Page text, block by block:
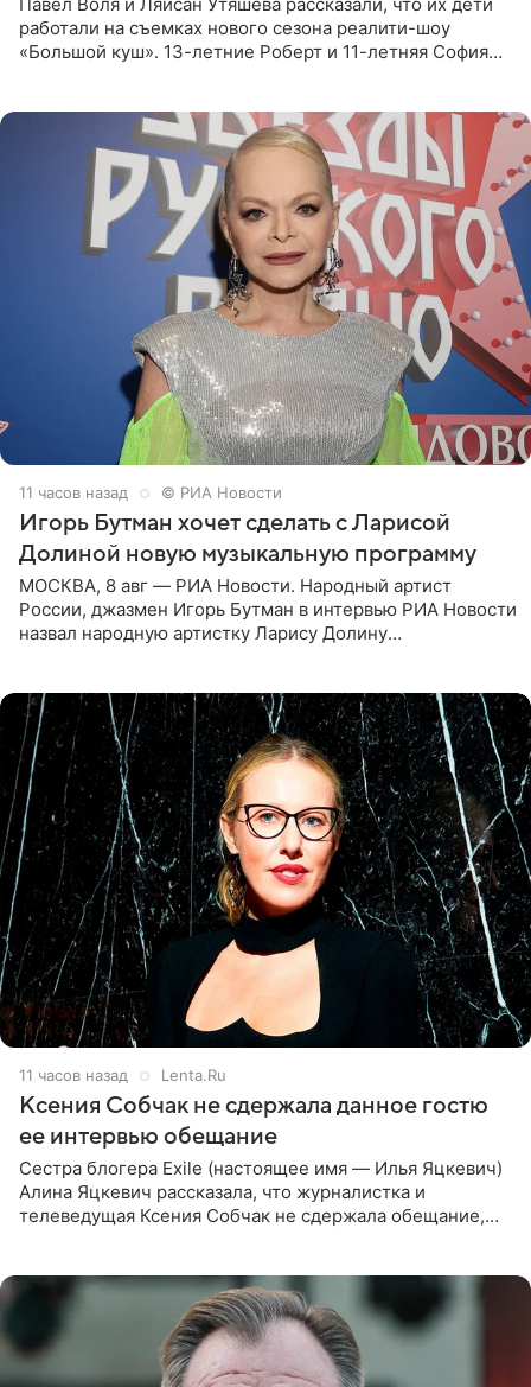
работали на съемках нового сезона реалити-шоу
«Большой куш». 13-летние Роберт и 11-летняя София
11 часов назад © РИА Новости
Игорь Бутман хочет сделать с Ларисой
Долиной новую музыкальную программу
МОСКВА, 8 авг — РИА Новости. Народный артист
России, джазмен Игорь Бутман в интервью РИА Новости
назвал народную артистку Ларису Долину
11 часов назад Lenta.Ru
Ксения Собчак не сдержала данное гостю
ее интервью обещание
Сестра блогера Exile (настоящее имя — Илья Яцкевич)
Алина Яцкевич рассказала, что журналистка и
телеведущая Ксения Собчак не сдержала обещание,